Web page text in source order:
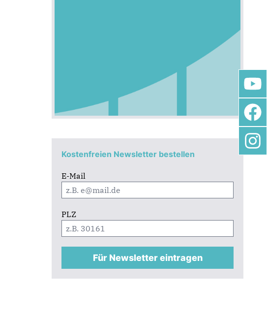
Kostenfreien Newsletter bestellen
E-Mail
PLZ
Für Newsletter eintragen